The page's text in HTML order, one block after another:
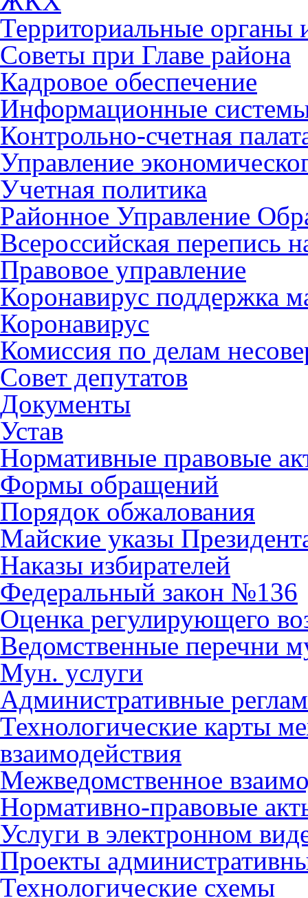
Территориальные органы
Советы при Главе района
Кадровое обеспечение
Информационные
Контрольно-счетная
Управление
Учетная политика
Районное Управление
Всероссийская перепись
Правовое управление
Коронавирус поддержка
Коронавирус
Комиссия по делам
Совет депутатов
Документы
Устав
Нормативные правовые
Формы обращений
Порядок обжалования
Майские указы
Наказы избирателей
Федеральный закон №136
Оценка регулирующего
Ведомственные перечни
Мун. услуги
Административные
Технологические карты
взаимодействия
Межведомственное
Нормативно-правовые
Услуги в электронном
Проекты
Технологические схемы